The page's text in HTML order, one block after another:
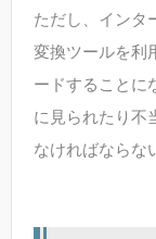
ただし、インタ
変換ツールを利
ードすることに
に見られたり不
なければならな